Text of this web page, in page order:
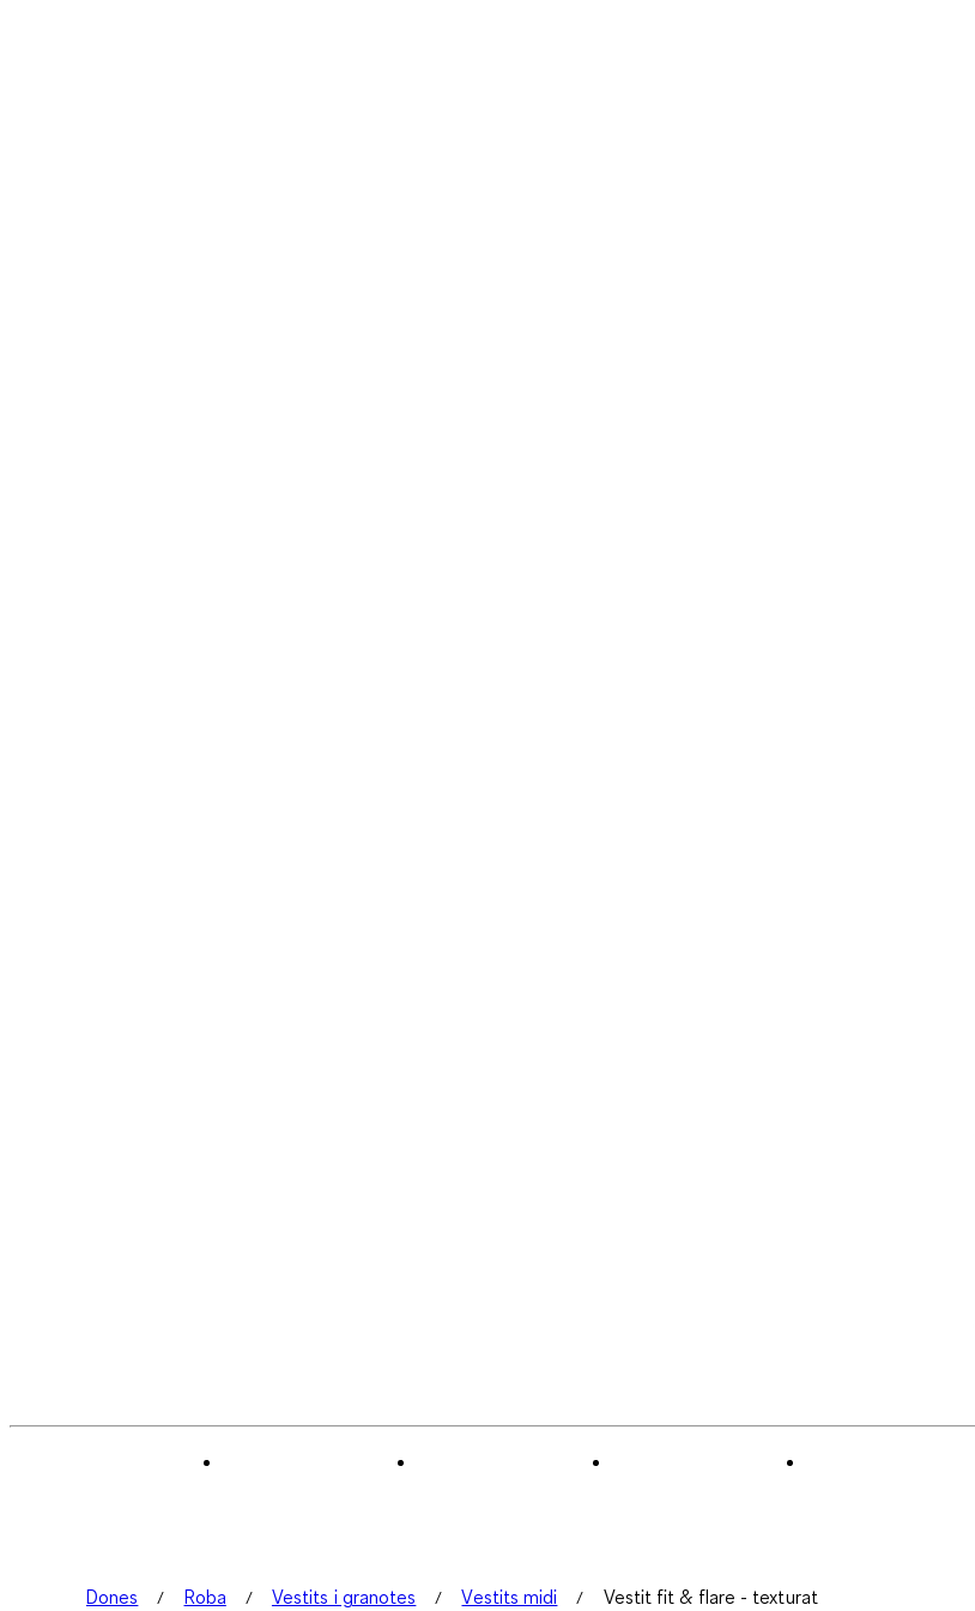
Dones Roba Vestits i granotes Vestits midi Vestit fit & flare - texturat